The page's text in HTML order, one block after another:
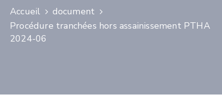
NOUS
CONTACTER
Accueil
document
Procédure tranchées hors assainissement PTHA
2024-06